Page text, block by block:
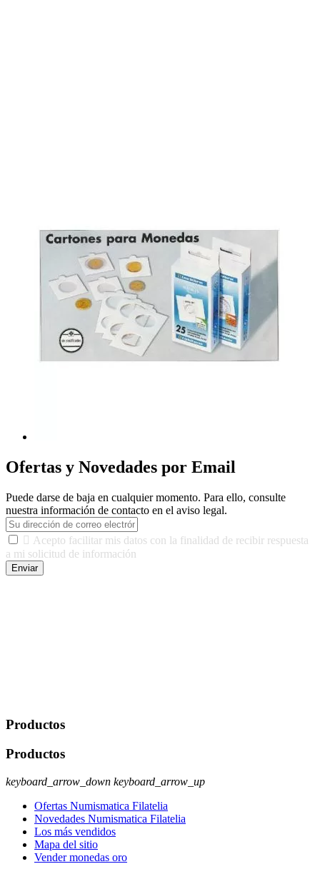
Ofertas y Novedades por Email
Puede darse de baja en cualquier momento. Para ello, consulte
nuestra información de contacto en el aviso legal.
 Acepto facilitar mis datos con la finalidad de recibir respuesta
a mi solicitud de información
Enviar
Productos
Productos
keyboard_arrow_down keyboard_arrow_up
Ofertas Numismatica Filatelia
Novedades Numismatica Filatelia
Los más vendidos
Mapa del sitio
Vender monedas oro